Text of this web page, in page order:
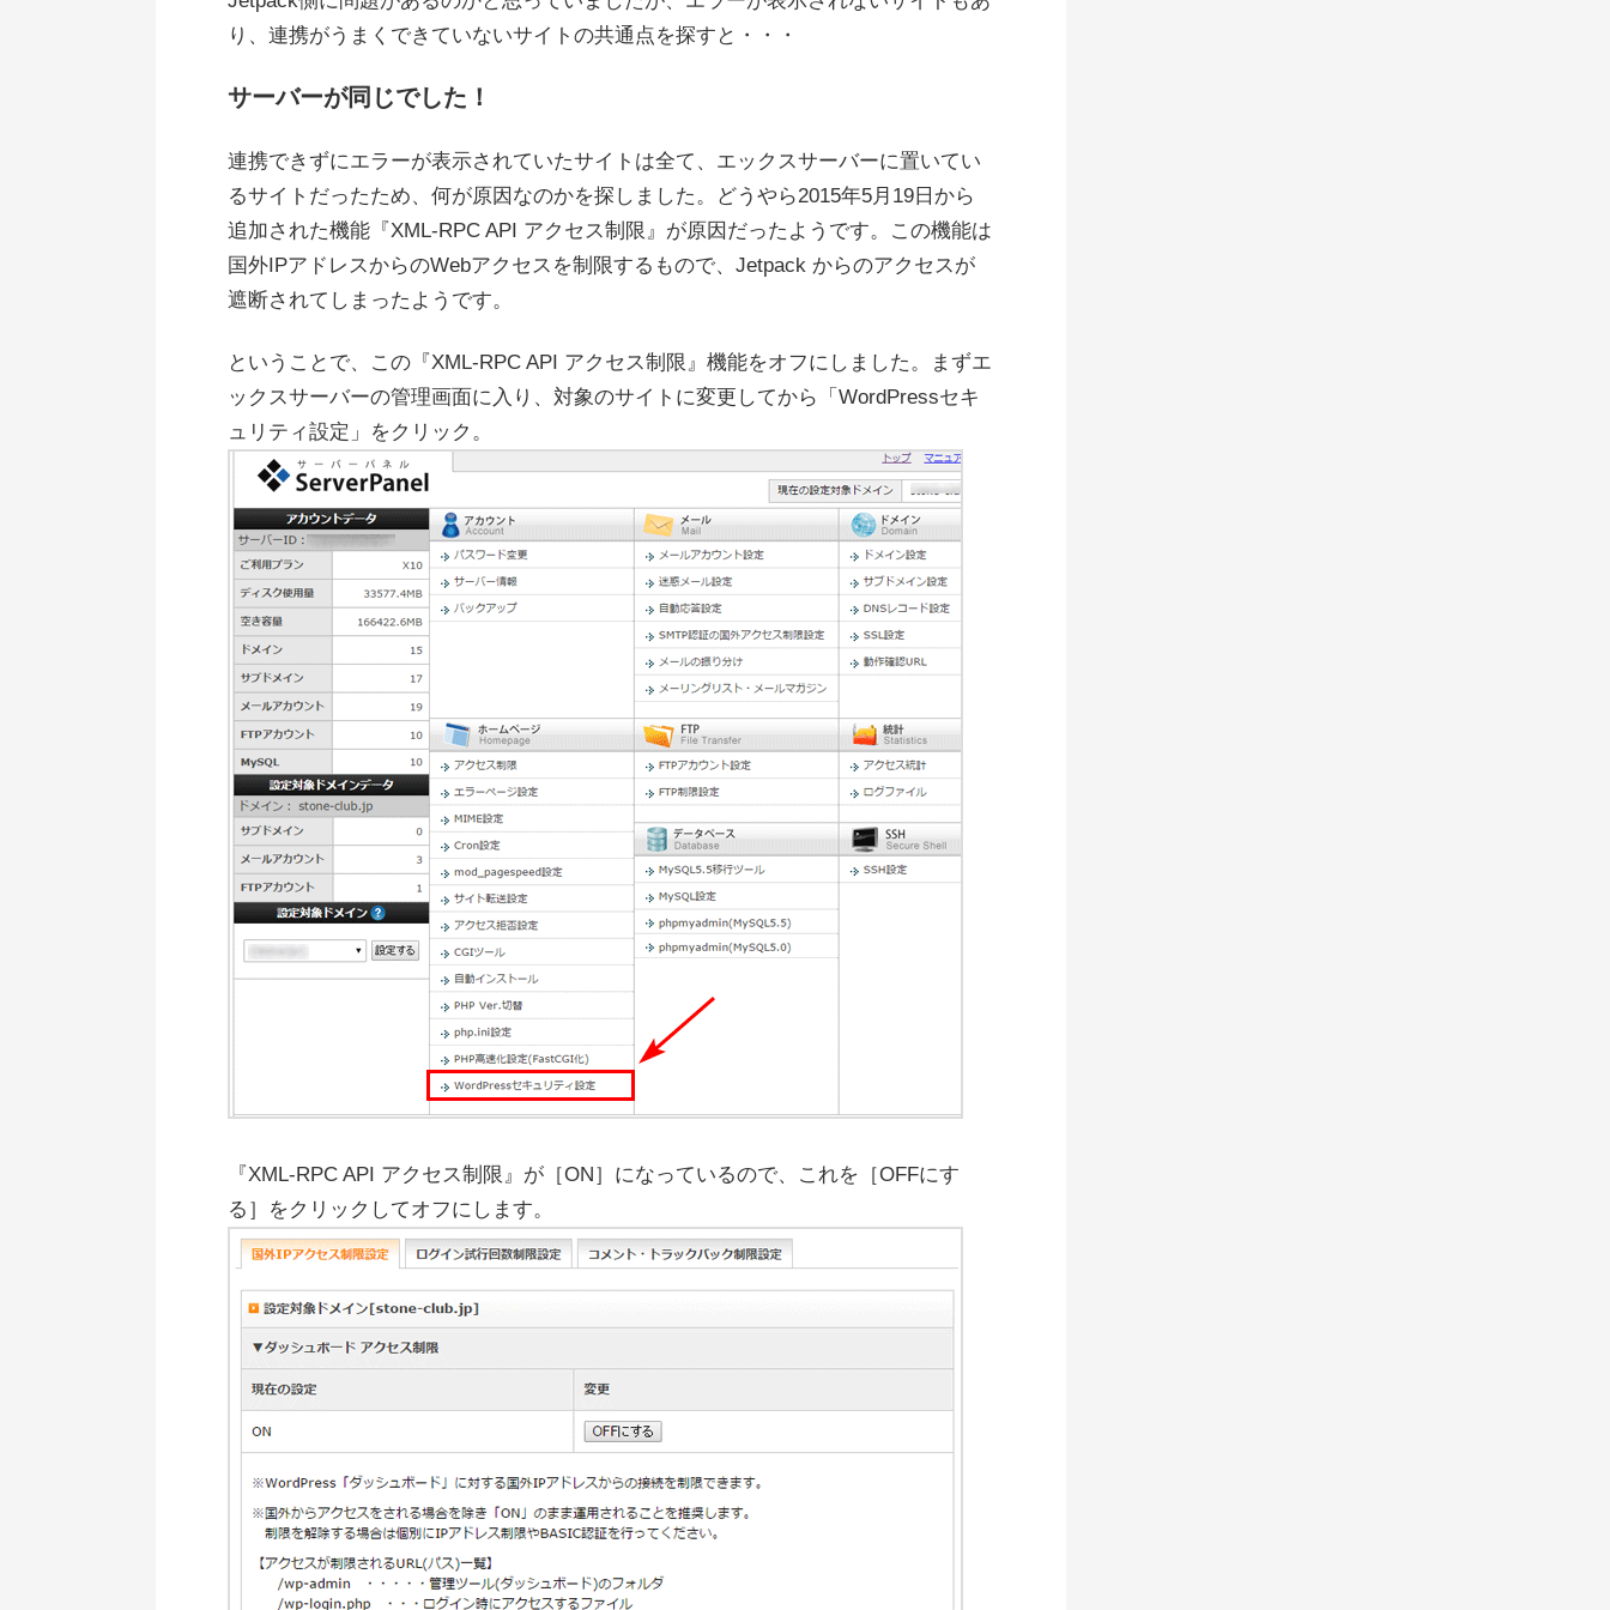
り、連携がうまくできていないサイトの共通点を探すと・・・
サーバーが同じでした！
連携できずにエラーが表示されていたサイトは全て、エックスサーバーに置いてい
るサイトだったため、何が原因なのかを探しました。どうやら2015年5月19日から
追加された機能『XML-RPC API アクセス制限』が原因だったようです。この機能は
国外IPアドレスからのWebアクセスを制限するもので、Jetpack からのアクセスが
遮断されてしまったようです。
ということで、この『XML-RPC API アクセス制限』機能をオフにしました。まずエ
ックスサーバーの管理画面に入り、対象のサイトに変更してから「WordPressセキ
ュリティ設定」をクリック。
『XML-RPC API アクセス制限』が［ON］になっているので、これを［OFFにす
る］をクリックしてオフにします。